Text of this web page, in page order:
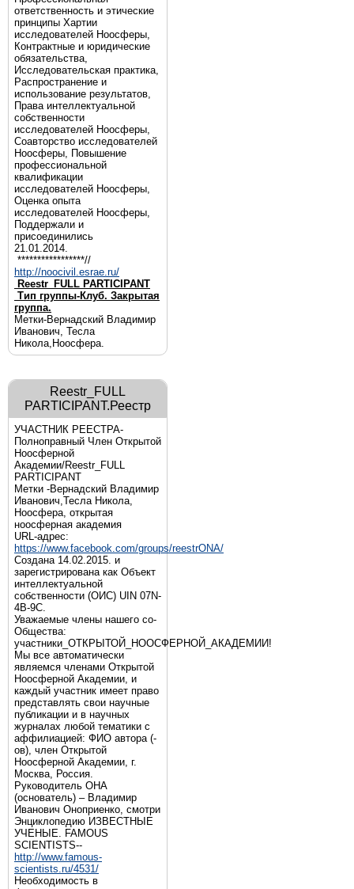
ответственность и этические
принципы Хартии
исследователей Ноосферы,
Контрактные и юридические
обязательства,
Исследовательская практика,
Распространение и
использование результатов,
Права интеллектуальной
собственности
исследователей Ноосферы,
Соавторство исследователей
Ноосферы, Повышение
профессиональной
квалификации
исследователей Ноосферы,
Оценка опыта
исследователей Ноосферы,
Поддержали и
присоединились
21.01.2014.
*****************//
http://noocivil.esrae.ru/
Reestr_FULL PARTICIPANT
Тип группы-Клуб. Закрытая
группа.
Метки-Вернадский Владимир
Иванович, Тесла
Никола,Ноосфера.
Reestr_FULL
PARTICIPANT.Реестр
УЧАСТНИК РЕЕСТРА-
Полноправный Член Открытой
Ноосферной
Академии/Reestr_FULL
PARTICIPANT
Метки -Вернадский Владимир
Иванович,Тесла Никола,
Ноосфера, открытая
ноосферная академия
URL-адрес:
https://www.facebook.com/groups/reestrONA/
Создана 14.02.2015. и
зарегистрирована как Объект
интеллектуальной
собственности (ОИС) UIN 07N-
4B-9C.
Уважаемые члены нашего со-
Общества:
участники_ОТКРЫТОЙ_НООСФЕРНОЙ_АКАДЕМИИ!
Мы все автоматически
являемся членами Открытой
Ноосферной Академии, и
каждый участник имеет право
представлять свои научные
публикации и в научных
журналах любой тематики с
аффилиацией: ФИО автора (-
ов), член Открытой
Ноосферной Академии, г.
Москва, Россия.
Руководитель ОНА
(основатель) – Владимир
Иванович Оноприенко, смотри
Энциклопедию ИЗВЕСТНЫЕ
УЧЕНЫЕ. FAMOUS
SCIENTISTS--
http://www.famous-
scientists.ru/4531/
Необходимость в